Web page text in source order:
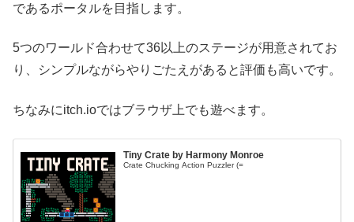
であるポータルを目指します。
5つのワールド合わせて36以上のステージが用意されてお
り、シンプルながらやりごたえがあると評価も高いです。
ちなみにitch.ioではブラウザ上でも遊べます。
Tiny Crate by Harmony Monroe
Crate Chucking Action Puzzler (=